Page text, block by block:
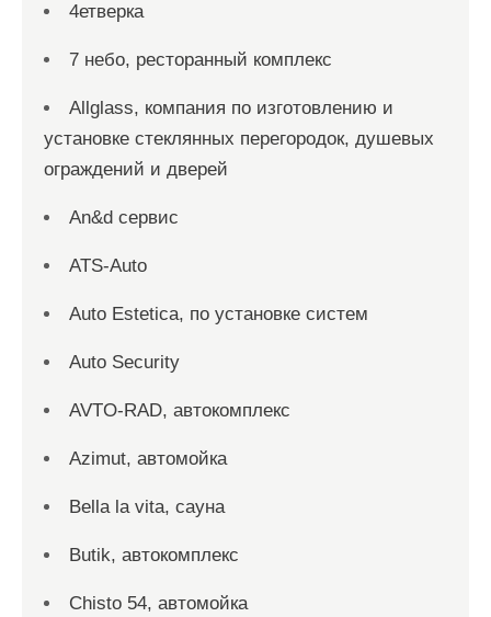
4етверка
7 небо, ресторанный комплекс
Allglass, компания по изготовлению и
установке стеклянных перегородок, душевых
ограждений и дверей
An&d сервис
ATS-Auto
Auto Estetica, по установке систем
Auto Security
AVTO-RAD, автокомплекс
Azimut, автомойка
Bella la vita, сауна
Butik, автокомплекс
Chisto 54, автомойка